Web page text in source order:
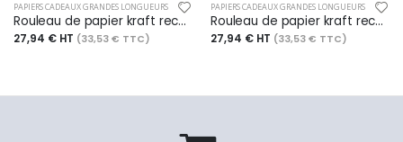
PAPIERS CADEAUX GRANDES LONGUEURS
Rouleau de papier kraft recyclé, 70 g/m², 50m x 0,70m, motif Etoiles
27,94 € HT (33,53 € TTC)
PAPIERS CADEAUX GRANDES LONGUEURS
Rouleau de papier kraft recyclé, 70 g/m², 50m x 0,70m, motif Losanges rouges
27,94 € HT (33,53 € TTC)